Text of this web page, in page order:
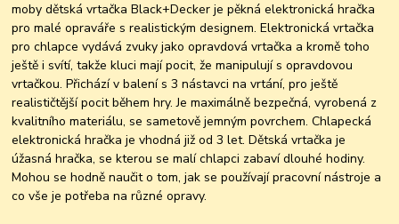
moby dětská vrtačka Black+Decker je pěkná elektronická hračka
pro malé opraváře s realistickým designem. Elektronická vrtačka
pro chlapce vydává zvuky jako opravdová vrtačka a kromě toho
ještě i svítí, takže kluci mají pocit, že manipulují s opravdovou
vrtačkou. Přichází v balení s 3 nástavci na vrtání, pro ještě
realističtější pocit během hry. Je maximálně bezpečná, vyrobená z
kvalitního materiálu, se sametově jemným povrchem. Chlapecká
elektronická hračka je vhodná již od 3 let. Dětská vrtačka je
úžasná hračka, se kterou se malí chlapci zabaví dlouhé hodiny.
Mohou se hodně naučit o tom, jak se používají pracovní nástroje a
co vše je potřeba na různé opravy.